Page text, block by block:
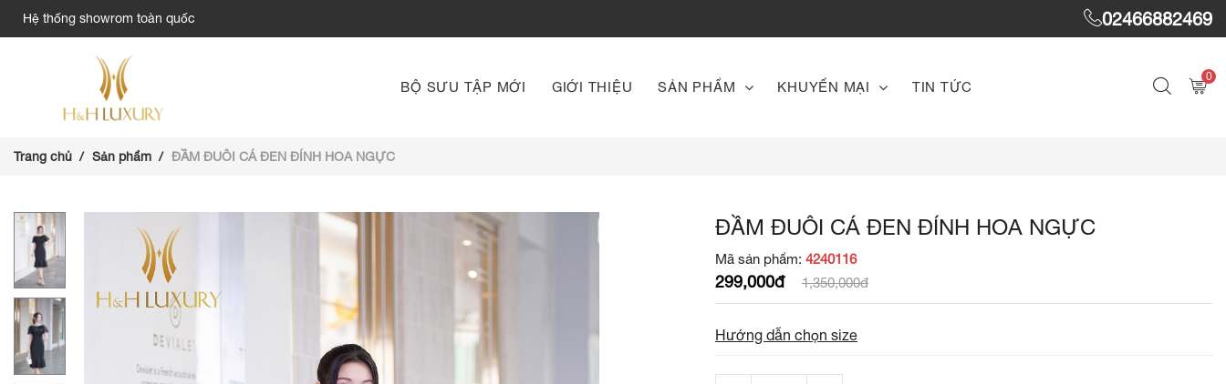
Hệ thống showrom toàn quốc 02466882469
BỘ SƯU TẬP MỚI GIỚI THIỆU SẢN PHẨM KHUYẾN MẠI TIN TỨC
0
Trang chủ Sản phẩm ĐẦM ĐUÔI CÁ ĐEN ĐÍNH HOA NGỰC
ĐẦM ĐUÔI CÁ ĐEN ĐÍNH HOA NGỰC
Mã sản phẩm: 4240116
299,000đ 1,350,000đ
Hướng dẫn chọn size